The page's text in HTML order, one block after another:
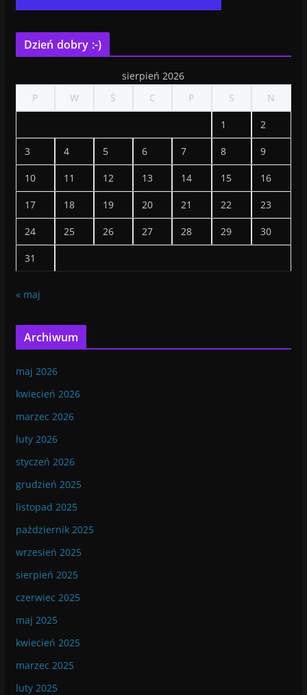
Dzień dobry :-)
sierpień 2026
P
W Ś C P S N
1 2
3 4 5 6 7 8 9
10 11 12 13 14 15 16
17 18 19 20 21 22 23
24 25 26 27 28 29 30
31
« maj
Archiwum
maj 2026
kwiecień 2026
marzec 2026
luty 2026
styczeń 2026
grudzień 2025
listopad 2025
październik 2025
wrzesień 2025
sierpień 2025
czerwiec 2025
maj 2025
kwiecień 2025
marzec 2025
luty 2025